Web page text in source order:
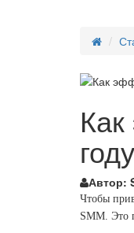
году
Автор:
Чтобы
SMM .